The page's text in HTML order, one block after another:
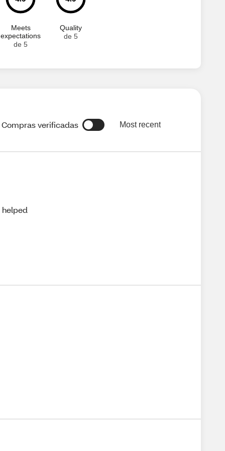
Meets
expectations
de 5
Quality
de 5
Compras verificadas Most recent
helped